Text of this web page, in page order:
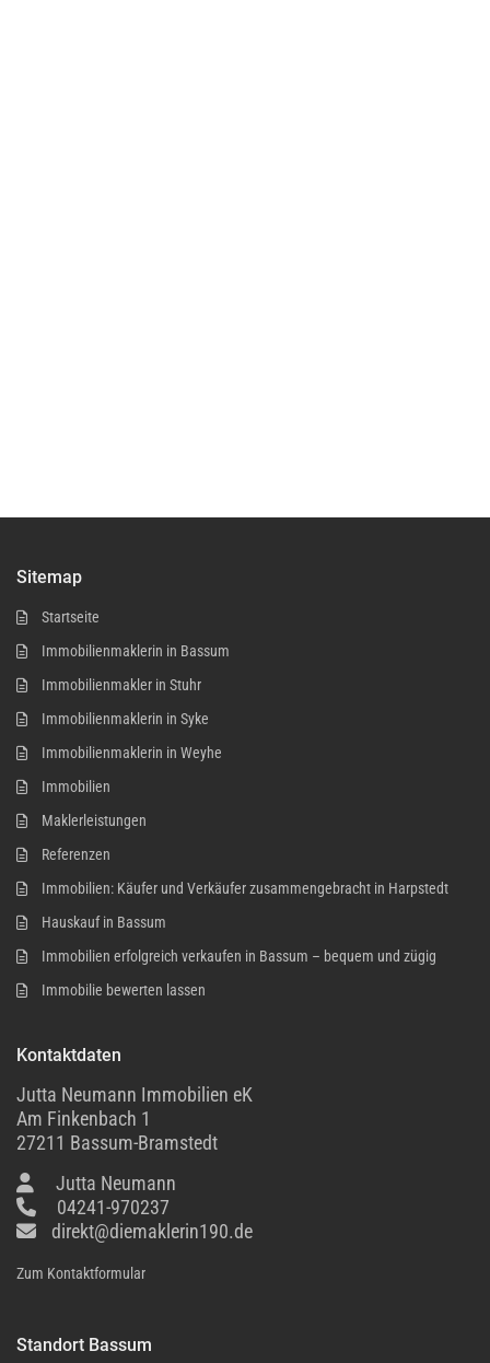
Sitemap
Startseite
Immobilienmaklerin in Bassum
Immobilienmakler in Stuhr
Immobilienmaklerin in Syke
Immobilienmaklerin in Weyhe
Immobilien
Maklerleistungen
Referenzen
Immobilien: Käufer und Verkäufer zusammengebracht in Harpstedt
Hauskauf in Bassum
Immobilien erfolgreich verkaufen in Bassum – bequem und zügig
Immobilie bewerten lassen
Kontaktdaten
Jutta Neumann Immobilien eK
Am Finkenbach 1
27211 Bassum-Bramstedt
Jutta Neumann
04241-970237
direkt@diemaklerin190.de
Zum Kontaktformular
Standort Bassum